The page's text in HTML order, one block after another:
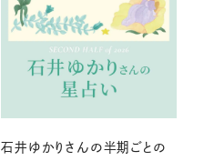
石井ゆかりさんの半期ごとの